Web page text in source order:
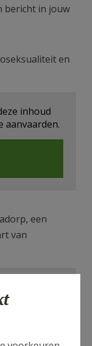
bericht in jouw
en
inhoud
aanvaarden.
een
van